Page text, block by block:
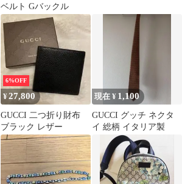
ベルト Gバックル
6%OFF
¥27,800
GUCCI 二つ折り財布
ブラック レザー
現在 ¥ 1,100
GUCCI グッチ ネクタ
イ 総柄 イタリア製